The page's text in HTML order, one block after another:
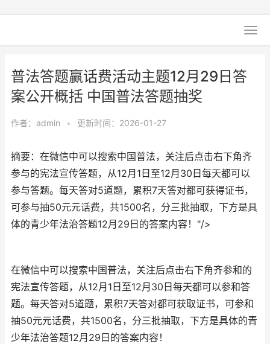
普法答题赢话费活动主题12月29日答
案公开概括 中国普法答题抽奖
作者： admin • 更新时间：2026-01-27
摘要：在微信中可以搜索中国普法，关注后点击右下角齐
参与的宪法宣传答题，从12月1日至12月30日每天都可以
参与答题。每天答对5道题，累积7天答对都可获得证书，
可参与抽50元元话费，共1500名，分三批抽取，下方是具
体的青少年法治答题12月29日的答案内容！"/>
在微信中可以搜索中国普法，关注后点击右下角齐参和的
宪法宣传答题，从12月1日至12月30日每天都可以参和答
题。每天答对5道题，累积7天答对都可获取证书，可参和
抽50元元话费，共1500名，分三批抽取，下方是具体的青
少年法治答题12月29日的答案内容！